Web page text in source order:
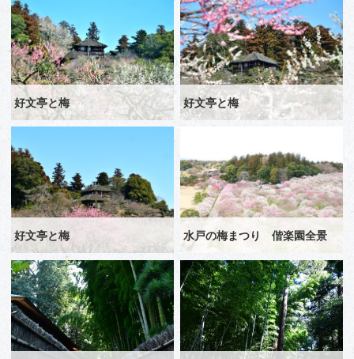
好文亭と梅 好文亭と梅
好文亭と梅 水戸の梅まつり 偕楽園全景